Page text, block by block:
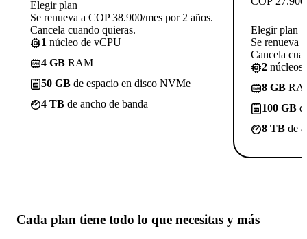
Elegir plan
Se renueva a COP 38.900/mes por 2 años.
Cancela cuando quieras.
1 núcleo de vCPU
4 GB RAM
50 GB de espacio en disco NVMe
4 TB de ancho de banda
Elegir plan
Se renueva
Cancela
2 núcleos
8 GB
100 GB
8 TB de
Cada plan tiene todo lo que necesitas y más